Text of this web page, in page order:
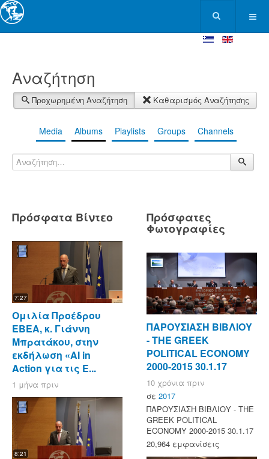
Αναζήτηση
Προχωρημένη Αναζήτηση Καθαρισμός Αναζήτησης
Media Albums Playlists Groups Channels
Πρόσφατα Βίντεο
7:27
Ομιλία Προέδρου
ΕΒΕΑ, κ. Γιάννη
Μπρατάκου, στην
εκδήλωση «AI in
Action για τις Ε...
1 μήνα πριν
8:21
Πρόσφατες
Φωτογραφίες
ΠΑΡΟΥΣΙΑΣΗ ΒΙΒΛΙΟΥ
- ΤΗΕ GREEK
POLITICAL ECONOMY
2000-2015 30.1.17
10 χρόνια πριν
σε 2017
ΠΑΡΟΥΣΙΑΣΗ ΒΙΒΛΙΟΥ - ΤΗΕ
GREEK POLITICAL
ECONOMY 2000-2015 30.1.17
20,964 εμφανίσεις